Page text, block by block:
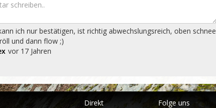
ich nur bestätigen, ist richtig abwechslungsreich, oben schnee
und dann flow ;)
vor 17 Jahren
Direkt Folge uns